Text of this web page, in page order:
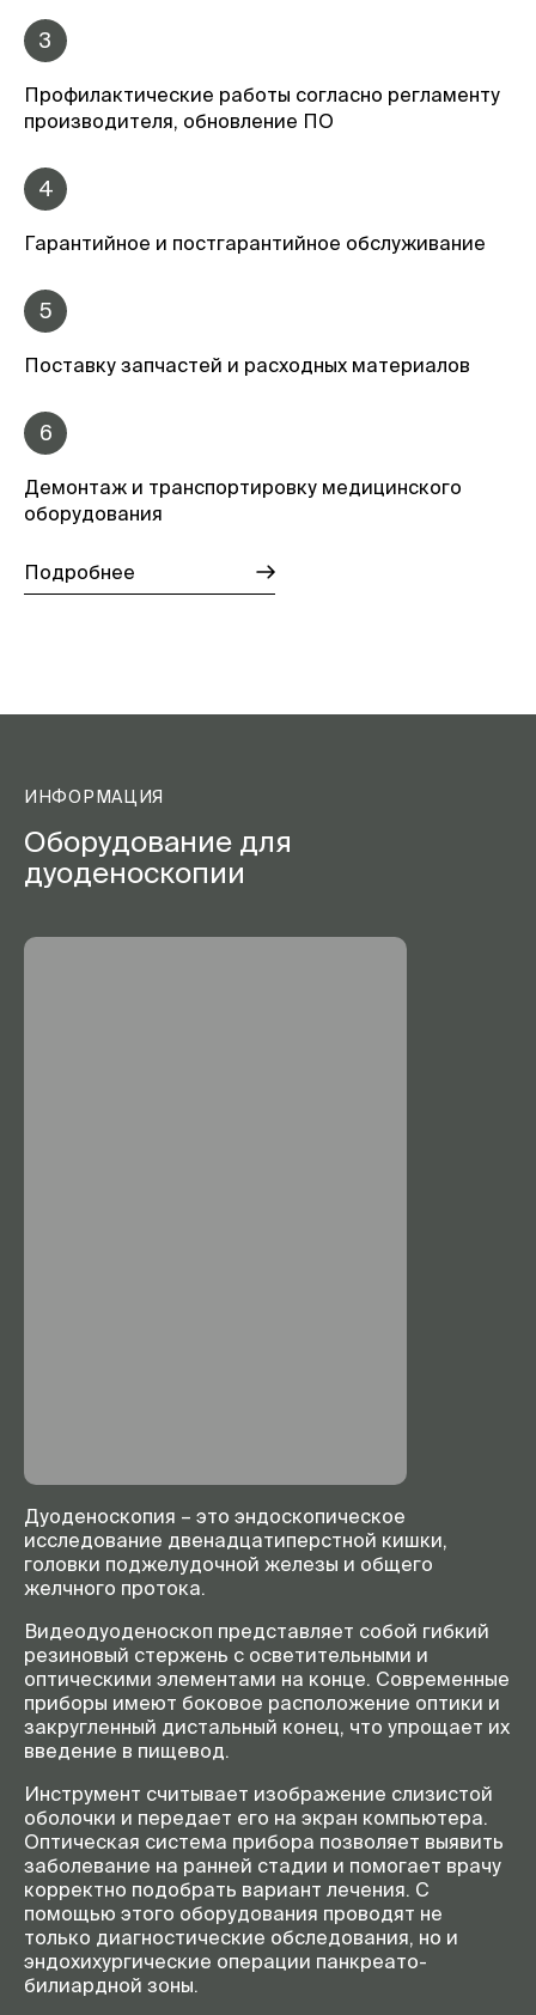
3
Профилактические работы согласно регламенту
производителя, обновление ПО
4
Гарантийное и постгарантийное обслуживание
5
Поставку запчастей и расходных материалов
6
Демонтаж и транспортировку медицинского
оборудования
Подробнее
ИНФОРМАЦИЯ
Оборудование для
дуоденоскопии
Дуоденоскопия – это эндоскопическое
исследование двенадцатиперстной кишки,
головки поджелудочной железы и общего
желчного протока.
Видеодуоденоскоп представляет собой гибкий
резиновый стержень с осветительными и
оптическими элементами на конце. Современные
приборы имеют боковое расположение оптики и
закругленный дистальный конец, что упрощает их
введение в пищевод.
Инструмент считывает изображение слизистой
оболочки и передает его на экран компьютера.
Оптическая система прибора позволяет выявить
заболевание на ранней стадии и помогает врачу
корректно подобрать вариант лечения. С
помощью этого оборудования проводят не
только диагностические обследования, но и
эндохихургические операции панкреато-
билиардной зоны.